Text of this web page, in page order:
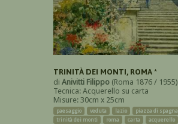
TRINITÀ DEI MONTI, ROMA *
di Anivitti Filippo (Roma 1876 / 1955)
Tecnica: Acquerello su carta
Misure: 30cm x 25cm
paesaggio veduta lazio
piazza di spagna
trinità dei monti
roma carta acquerello